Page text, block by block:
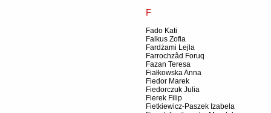
F
Fado Kati
Falkus Zofia
Fardżami Lejla
Farrochzâd Foruq
Fazan Teresa
Fiałkowska Anna
Fiedor Marek
Fiedorczuk Julia
Fierek Filip
Fietkiewicz-Paszek Izabela